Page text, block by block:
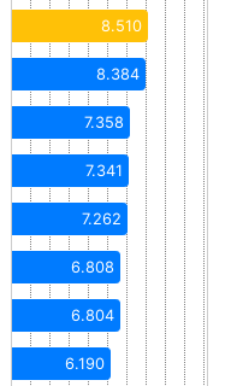
8.510
8.384
7.358
7.341
7.262
6.808
6.804
6.190